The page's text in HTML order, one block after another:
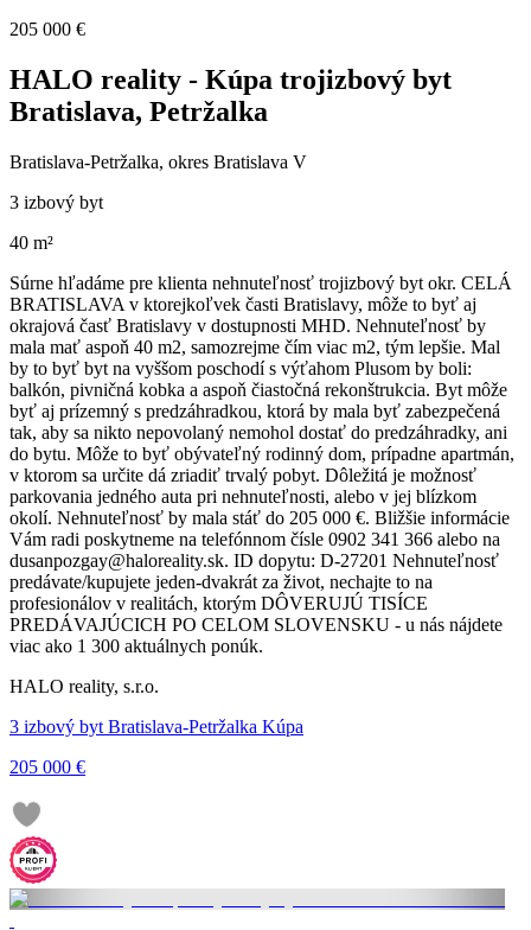
205 000 €
HALO reality - Kúpa trojizbový byt
Bratislava, Petržalka
Bratislava-Petržalka, okres Bratislava V
3 izbový byt
40 m²
Súrne hľadáme pre klienta nehnuteľnosť trojizbový byt okr. CELÁ
BRATISLAVA v ktorejkoľvek časti Bratislavy, môže to byť aj
okrajová časť Bratislavy v dostupnosti MHD. Nehnuteľnosť by
mala mať aspoň 40 m2, samozrejme čím viac m2, tým lepšie. Mal
by to byť byt na vyššom poschodí s výťahom Plusom by boli:
balkón, pivničná kobka a aspoň čiastočná rekonštrukcia. Byt môže
byť aj prízemný s predzáhradkou, ktorá by mala byť zabezpečená
tak, aby sa nikto nepovolaný nemohol dostať do predzáhradky, ani
do bytu. Môže to byť obývateľný rodinný dom, prípadne apartmán,
v ktorom sa určite dá zriadiť trvalý pobyt. Dôležitá je možnosť
parkovania jedného auta pri nehnuteľnosti, alebo v jej blízkom
okolí. Nehnuteľnosť by mala stáť do 205 000 €. Bližšie informácie
Vám radi poskytneme na telefónnom čísle 0902 341 366 alebo na
dusanpozgay@haloreality.sk. ID dopytu: D-27201 Nehnuteľnosť
predávate/kupujete jeden-dvakrát za život, nechajte to na
profesionálov v realitách, ktorým DÔVERUJÚ TISÍCE
PREDÁVAJÚCICH PO CELOM SLOVENSKU - u nás nájdete
viac ako 1 300 aktuálnych ponúk.
HALO reality, s.r.o.
3 izbový byt Bratislava-Petržalka Kúpa
205 000 €